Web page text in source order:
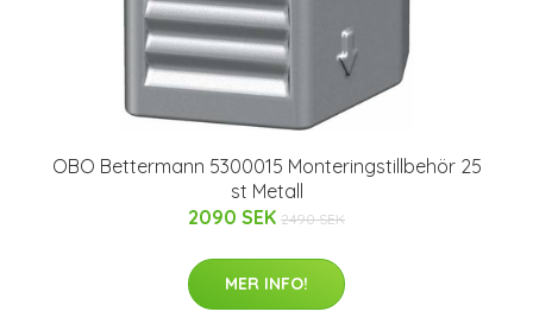
OBO Bettermann 5300015 Monteringstillbehör 25
st Metall
2090 SEK 2490 SEK
MER INFO!